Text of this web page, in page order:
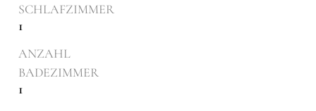
SCHLAFZIMMER
1
ANZAHL
BADEZIMMER
1